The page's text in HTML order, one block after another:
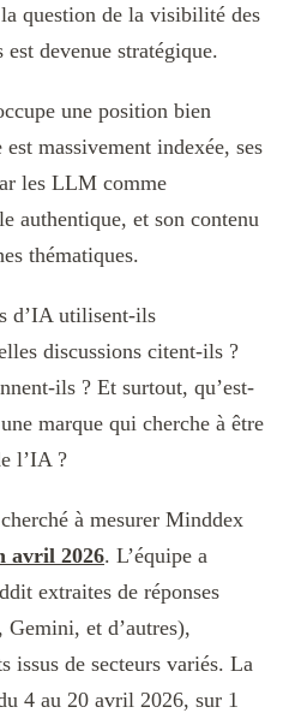
question de la visibilité des
est devenue stratégique.
une position bien
massivement indexée, ses
les LLM comme
authentique, et son contenu
thématiques.
d’IA utilisent-ils
discussions citent-ils ?
ils ? Et surtout, qu’est-
marque qui cherche à être
l’IA ?
à mesurer Minddex
avril 2026. L’équipe a
extraites de réponses
et d’autres),
issus de secteurs variés. La
4 au 20 avril 2026, sur 1